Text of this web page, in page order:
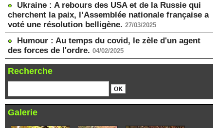
Ukraine : A rebours des USA et de la Russie qui
cherchent la paix, l’Assemblée nationale française a
voté une résolution belligène. 27/03/2025
Humour : Au temps du covid, le zèle d'un agent
des forces de l'ordre. 04/02/2025
Recherche
Galerie